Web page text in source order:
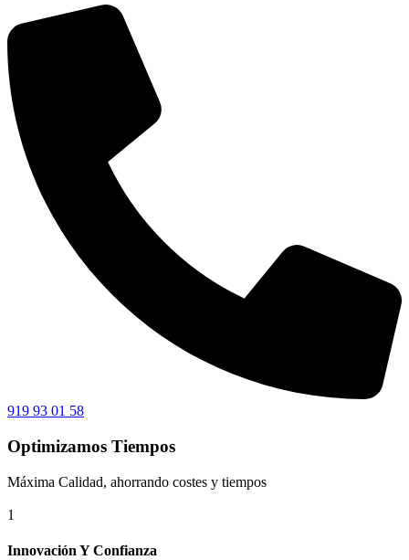
919 93 01 58
Optimizamos Tiempos
Máxima Calidad, ahorrando costes y tiempos
1
Innovación Y Confianza